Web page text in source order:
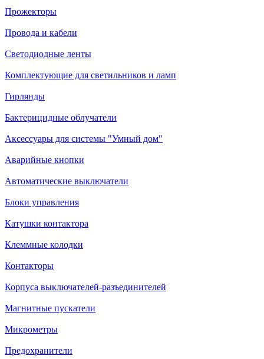
Прожекторы
Провода и кабели
Светодиодные ленты
Комплектующие для светильников и ламп
Гирлянды
Бактерицидные облучатели
Аксессуары для системы "Умный дом"
Аварийные кнопки
Автоматические выключатели
Блоки управления
Катушки контактора
Клеммные колодки
Контакторы
Корпуса выключателей-разъединителей
Магнитные пускатели
Микрометры
Предохранители